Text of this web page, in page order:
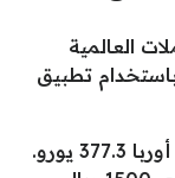
العالمية
تطبيق
يورو.